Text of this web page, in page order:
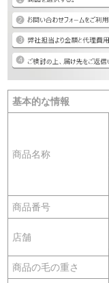
基本的な情報
商品名称
商品番号
店舗
商品の毛の重さ